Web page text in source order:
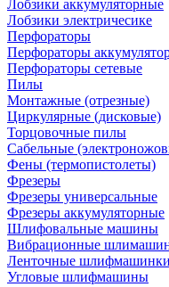
Лобзики аккумуляторные
Лобзики электричесике
Перфораторы
Перфораторы
Перфораторы сетевые
Пилы
Монтажные (отрезные)
Циркулярные (дисковые)
Торцовочные пилы
Сабельные
Фены (термопистолеты)
Фрезеры
Фрезеры универсальные
Фрезеры аккумуляторные
Шлифовальные машины
Вибрационные
Ленточные шлифмашинки
Угловые шлифмашины